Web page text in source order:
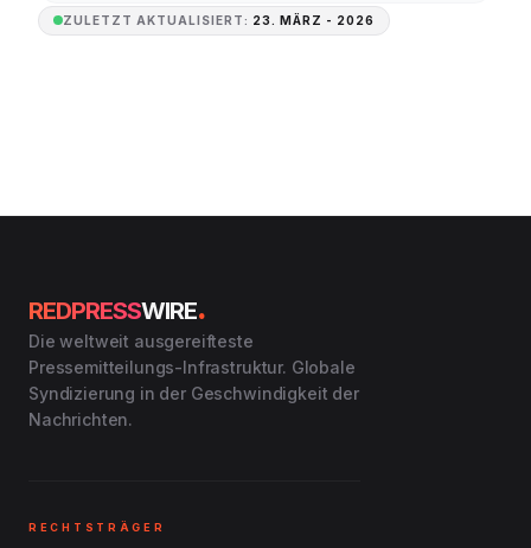
ZULETZT AKTUALISIERT: 23. MÄRZ - 2026
REDPRESSWIRE.
Die weltweit ausgereifteste
Pressemitteilungs-Infrastruktur. Globale
Syndizierung in der Geschwindigkeit der
Nachrichten.
RECHTSTRÄGER